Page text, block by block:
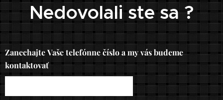
Nedovolali ste sa ?
Zanechajte Vaše telefónne číslo a my vás budeme
kontaktovať